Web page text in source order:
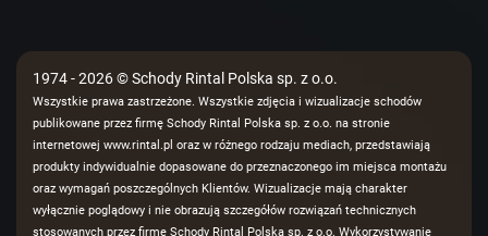
1974 - 2026 © Schody Rintal Polska sp. z o.o.
Wszystkie prawa zastrzeżone. Wszystkie zdjęcia i wizualizacje schodów
publikowane przez firmę Schody Rintal Polska sp. z o.o. na stronie
internetowej www.rintal.pl oraz w różnego rodzaju mediach, przedstawiają
produkty indywidualnie dopasowane do przeznaczonego im miejsca montażu
oraz wymagań poszczególnych Klientów. Wizualizacje mają charakter
wyłącznie poglądowy i nie obrazują szczegółów rozwiązań technicznych
stosowanych przez firmę Schody Rintal Polska sp. z o.o. Wykorzystywanie